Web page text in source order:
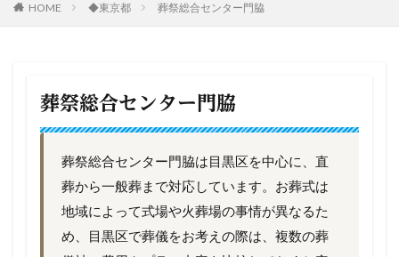
HOME ◆東京都 葬祭総合センター門脇
葬祭総合センター門脇
葬祭総合センター門脇は目黒区を中心に、直
葬から一般葬まで対応しています。お葬式は
地域によって式場や火葬場の事情が異なるた
め、目黒区で葬儀をお考えの際は、複数の葬